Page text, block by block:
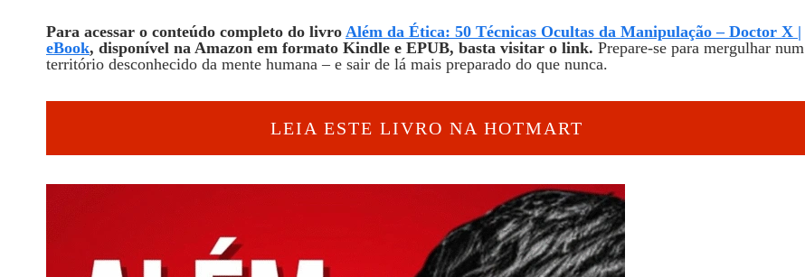
Para acessar o conteúdo completo do livro Além da Ética: 50 Técnicas Ocultas da Manipulação – Doctor X |
eBook, disponível na Amazon em formato Kindle e EPUB, basta visitar o link. Prepare-se para mergulhar num
território desconhecido da mente humana – e sair de lá mais preparado do que nunca.
LEIA ESTE LIVRO NA HOTMART